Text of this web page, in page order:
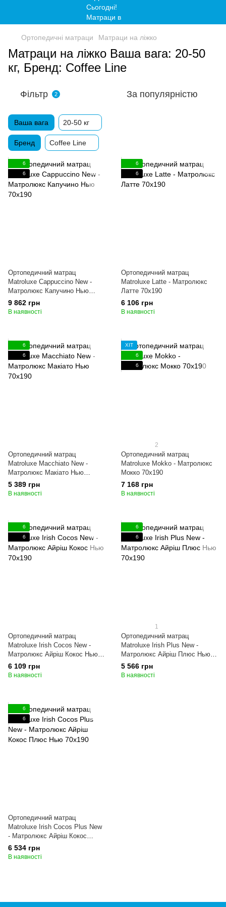
Ортопедичні матраци Матраци на ліжко
Матраци на ліжко Ваша вага: 20-50
кг, Бренд: Сoffee Line
Фільтр 2 За популярністю
Ваша вага 20-50 кг
Бренд Сoffee Line
6
6
Ортопедичний матрац
Matroluxe Cappuccino New -
Матролюкс Капучино Нью
70x190
9 862 грн
В наявності
6
6
Ортопедичний матрац
Matroluxe Latte - Матролюкс
Латте 70x190
6 106 грн
В наявності
6
6
Ортопедичний матрац
Matroluxe Macchiato New -
Матролюкс Макіато Нью
70x190
5 389 грн
В наявності
ХІТ
6
6
2
Ортопедичний матрац
Matroluxe Mokko - Матролюкс
Мокко 70x190
7 168 грн
В наявності
6
6
Ортопедичний матрац
Matroluxe Irish Cocos New -
Матролюкс Айріш Кокос Нью
70x190
6 109 грн
В наявності
6
6
1
Ортопедичний матрац
Matroluxe Irish Plus New -
Матролюкс Айріш Плюс Нью
70x190
5 566 грн
В наявності
6
6
Ортопедичний матрац
Matroluxe Irish Cocos Plus New
- Матролюкс Айріш Кокос
Плюс Нью 70x190
6 534 грн
В наявності